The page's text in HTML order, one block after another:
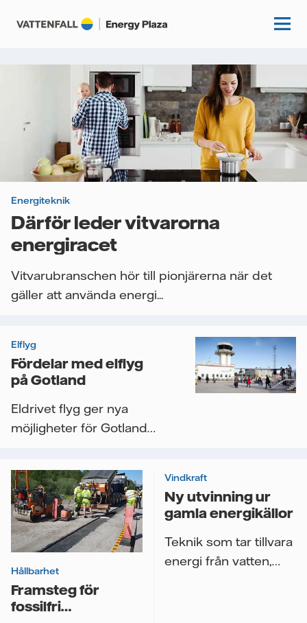
Kunskapshubb
Fördjupning
Guider
Artiklar
Krönikor
Kundcase
Podcasts
Event
Om oss
Vattenfall.se
Energiteknik
Därför leder vitvarorna
energiracet
Vitvarubranschen hör till pionjärerna när det
gäller att använda energi...
Elflyg
Fördelar med elflyg
på Gotland
Eldrivet flyg ger nya
möjligheter för Gotland
Hållbarhet
Framsteg för
fossilfri
Vindkraft
Ny utvinning ur
gamla energikällor
Teknik som tar tillvara
energi från vatten,